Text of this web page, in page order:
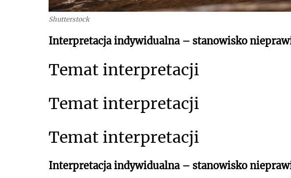
Shutterstock
Interpretacja indywidualna – stanowisko
Temat interpretacji
Temat interpretacji
Temat interpretacji
Interpretacja indywidualna – stanowisko